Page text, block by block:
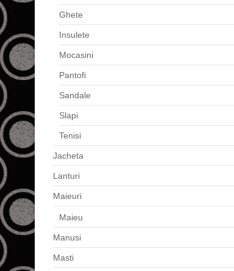
Ghete
Insulete
Mocasini
Pantofi
Sandale
Slapi
Tenisi
Jacheta
Lanturi
Maieuri
Maieu
Manusi
Masti